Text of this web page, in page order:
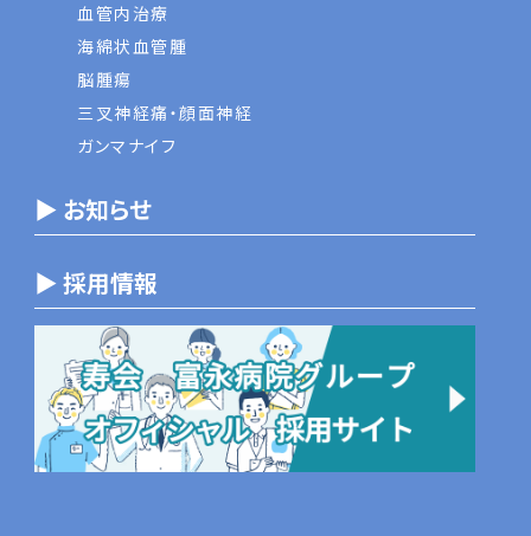
血管内治療
海綿状血管腫
脳腫瘍
三叉神経痛・顔面神経
ガンマナイフ
▶ お知らせ
▶ 採用情報